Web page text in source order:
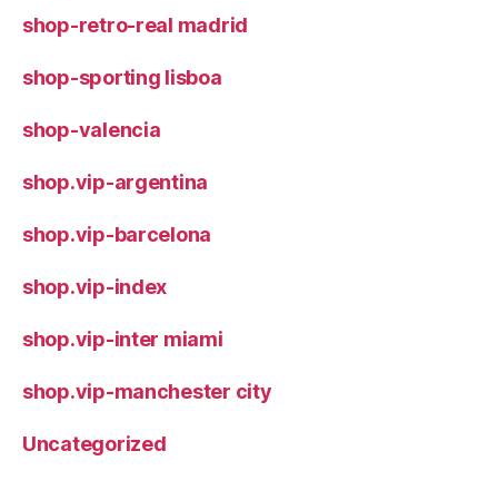
shop-retro-real madrid
shop-sporting lisboa
shop-valencia
shop.vip-argentina
shop.vip-barcelona
shop.vip-index
shop.vip-inter miami
shop.vip-manchester city
Uncategorized